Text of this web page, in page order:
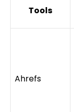
Tools
Ahrefs